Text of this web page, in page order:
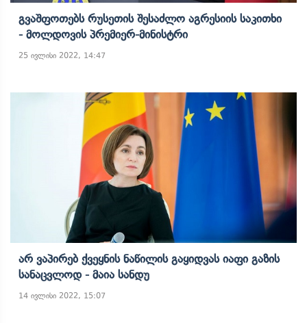
Გვაშფოთებს Რუსეთის Შესაძლო Აგრესიის Საკითხი
- Მოლდოვის Პრემიერ-Მინისტრი
25 ივლისი 2022, 14:47
Არ Ვაპირებ Ქვეყნის Ნაწილის Გაყიდვას Იაფი Გაზის
Სანაცვლოდ - Მაია Სანდუ
14 ივლისი 2022, 15:07